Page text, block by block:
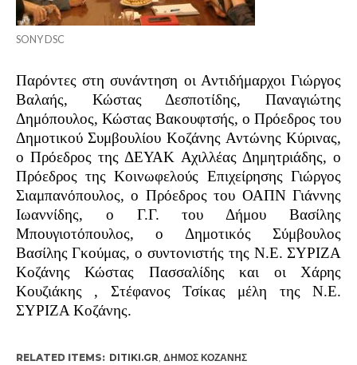
SONY DSC
Παρόντες στη συνάντηση οι Αντιδήμαρχοι Γιώργος
Βαλαής, Κώστας Δεσποτίδης, Παναγιώτης
Δημόπουλος, Κώστας Βακουφτσής, ο Πρόεδρος του
Δημοτικού Συμβουλίου Κοζάνης Αντώνης Κύρινας,
ο Πρόεδρος της ΔΕΥΑΚ Αχιλλέας Δημητριάδης, ο
Πρόεδρος της Κοινωφελούς Επιχείρησης Γιώργος
Σιαμπανόπουλος, ο Πρόεδρος του ΟΑΠΝ Γιάννης
Ιωαννίδης, ο Γ.Γ. του Δήμου Βασίλης
Μπουγιοτόπουλος, ο Δημοτικός Σύμβουλος
Βασίλης Γκούμας, ο συντονιστής της Ν.Ε. ΣΥΡΙΖΑ
Κοζάνης Κώστας Πασσαλίδης και οι Χάρης
Κουζιάκης , Στέφανος Τσίκας μέλη της Ν.Ε.
ΣΥΡΙΖΑ Κοζάνης.
RELATED ITEMS: DITIKI.GR, ΔΉΜΟΣ ΚΟΖΆΝΗΣ